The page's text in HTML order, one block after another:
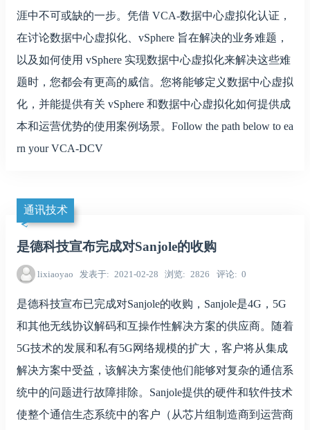
涯中不可或缺的一步。凭借 VCA-数据中心虚拟化认证，
在讨论数据中心虚拟化、vSphere 旨在解决的业务难题，
以及如何使用 vSphere 实现数据中心虚拟化来解决这些难
题时，您都会有更高的威信。您将能够定义数据中心虚拟
化，并能提供有关 vSphere 和数据中心虚拟化如何提供成
本和运营优势的使用案例场景。Follow the path below to ea
rn your VCA-DCV
通讯技术
是德科技宣布完成对Sanjole的收购
lixiaoyao 发表于 2021-02-28 浏览 2826 评论 0
是德科技宣布已完成对Sanjole的收购，Sanjole是4G，5G
和其他无线协议解码和互操作性解决方案的供应商。随着
5G技术的发展和私有5G网络规模的扩大，客户将从集成
解决方案中受益，该解决方案使他们能够对复杂的通信系
统中的问题进行故障排除。Sanjole提供的硬件和软件技术
使整个通信生态系统中的客户（从芯片组制造商到运营商